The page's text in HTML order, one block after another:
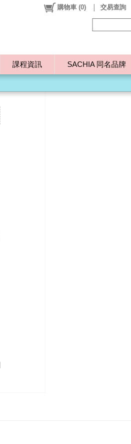
課程資訊 SACHIA 同名品牌
購物車 (0) 交易查詢